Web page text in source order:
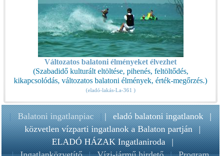
Változatos balatoni élményeket élvezhet
(Szabadidő kulturált eltöltése, pihenés, feltöltődés,
kikapcsolódás, változatos balatoni élmények, érték-megőrzés.)
(eladó-lakás-La-361 )
| Balatoni ingatlanpiac || eladó balatoni ingatlanok |
közvetlen vízparti ingatlanok a Balaton partján |
ELADÓ HÁZAK Ingatlaniroda |